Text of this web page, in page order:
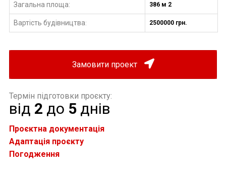
Загальна площа: 386 м 2
Вартість будівництва: 2500000 грн.
Замовити проект
Термін підготовки проєкту:
від 2 до 5 днів
Проєктна документація
Адаптація проєкту
Погодження